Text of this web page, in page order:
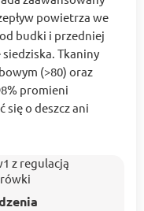
powietrza we
budki i przedniej
Tkaniny
(>80) oraz
promieni
się o deszcz ani